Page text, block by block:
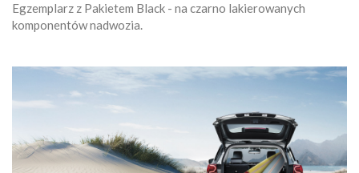
Egzemplarz z Pakietem Black - na czarno lakierowanych
komponentów nadwozia.